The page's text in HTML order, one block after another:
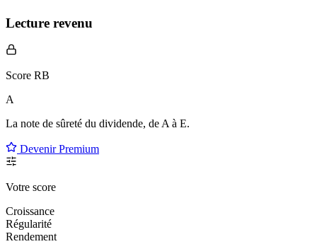
Lecture revenu
Score RB
A
La note de sûreté du dividende, de A à E.
Devenir Premium
Votre score
Croissance
Régularité
Rendement